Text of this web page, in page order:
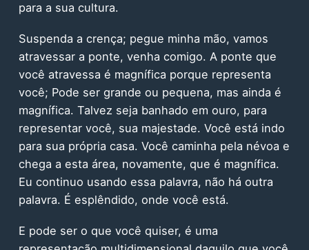
para a sua cultura.
Suspenda a crença; pegue minha mão, vamos
atravessar a ponte, venha comigo. A ponte que
você atravessa é magnífica porque representa
você; Pode ser grande ou pequena, mas ainda é
magnífica. Talvez seja banhado em ouro, para
representar você, sua majestade. Você está indo
para sua própria casa. Você caminha pela névoa e
chega a esta área, novamente, que é magnífica.
Eu continuo usando essa palavra, não há outra
palavra. É esplêndido, onde você está.
E pode ser o que você quiser, é uma